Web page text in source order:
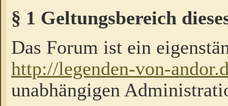
§ 1 Geltungsbereich
Das Forum ist ein
http://legenden-von-
unabhängigen